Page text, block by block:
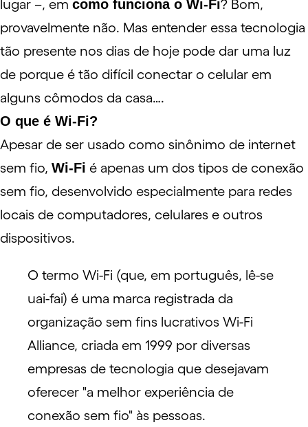
lugar –, em como funciona o Wi-Fi? Bom,
provavelmente não. Mas entender essa tecnologia
tão presente nos dias de hoje pode dar uma luz
de porque é tão difícil conectar o celular em
alguns cômodos da casa….
O que é Wi-Fi?
Apesar de ser usado como sinônimo de internet
sem fio, Wi-Fi é apenas um dos tipos de conexão
sem fio, desenvolvido especialmente para redes
locais de computadores, celulares e outros
dispositivos.
O termo Wi-Fi (que, em português, lê-se
uai-fai) é uma marca registrada da
organização sem fins lucrativos Wi-Fi
Alliance, criada em 1999 por diversas
empresas de tecnologia que desejavam
oferecer "a melhor experiência de
conexão sem fio" às pessoas.